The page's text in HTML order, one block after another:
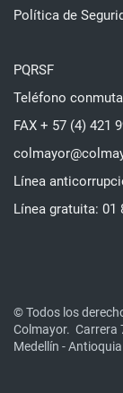
Política de
PQRSF
Teléfono
FAX + 57 (4) 421
Línea
Línea gratuita: 01
© Todos los
Colmayor. Carrera
Medellín -